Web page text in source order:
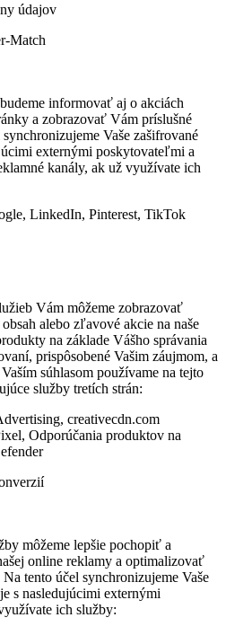
údajov
Match
informovať aj o akciách
a zobrazovať Vám príslušné
Vaše zašifrované
externými poskytovateľmi a
kanály, ak už využívate ich
LinkedIn, Pinterest, TikTok
Vám môžeme zobrazovať
alebo zľavové akcie na naše
na základe Vášho správania
prispôsobené Vašim záujmom, a
súhlasom používame na tejto
služby tretích strán:
creativecdn.com
Odporúčania produktov na
môžeme lepšie pochopiť a
online reklamy a optimalizovať
tento účel synchronizujeme Vaše
s nasledujúcimi externými
ich služby: